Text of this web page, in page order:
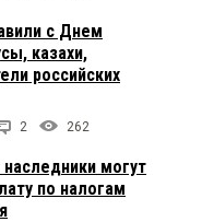
с Днем
казахи,
российских
2 262
могут
по налогам